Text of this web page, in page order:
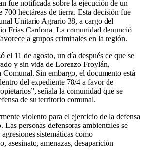
fue notificada sobre la ejecución de un
700 hectáreas de tierra. Esta decisión fue
Unitario Agrario 38, a cargo del
Frías Cardona. La comunidad denunció
a grupos criminales en la región.
el 11 de agosto, un día después de que se
y sin vida de Lorenzo Froylán,
Comunal. Sin embargo, el documento está
del expediente 78/4 a favor de
señala la comunidad que se
de su territorio comunal.
violento para el ejercicio de la defensa
personas defensoras ambientales se
sistemáticas como
asesinato, amenazas, desaparición